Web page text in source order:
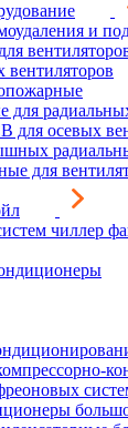
и
вентиляторов
для осевых
для
чиллер